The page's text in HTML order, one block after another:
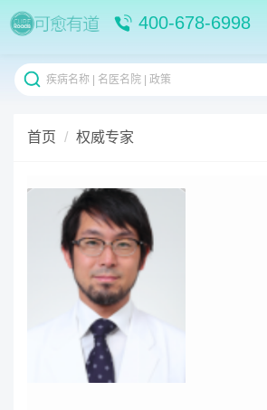
400-678-6998
首页 权威专家